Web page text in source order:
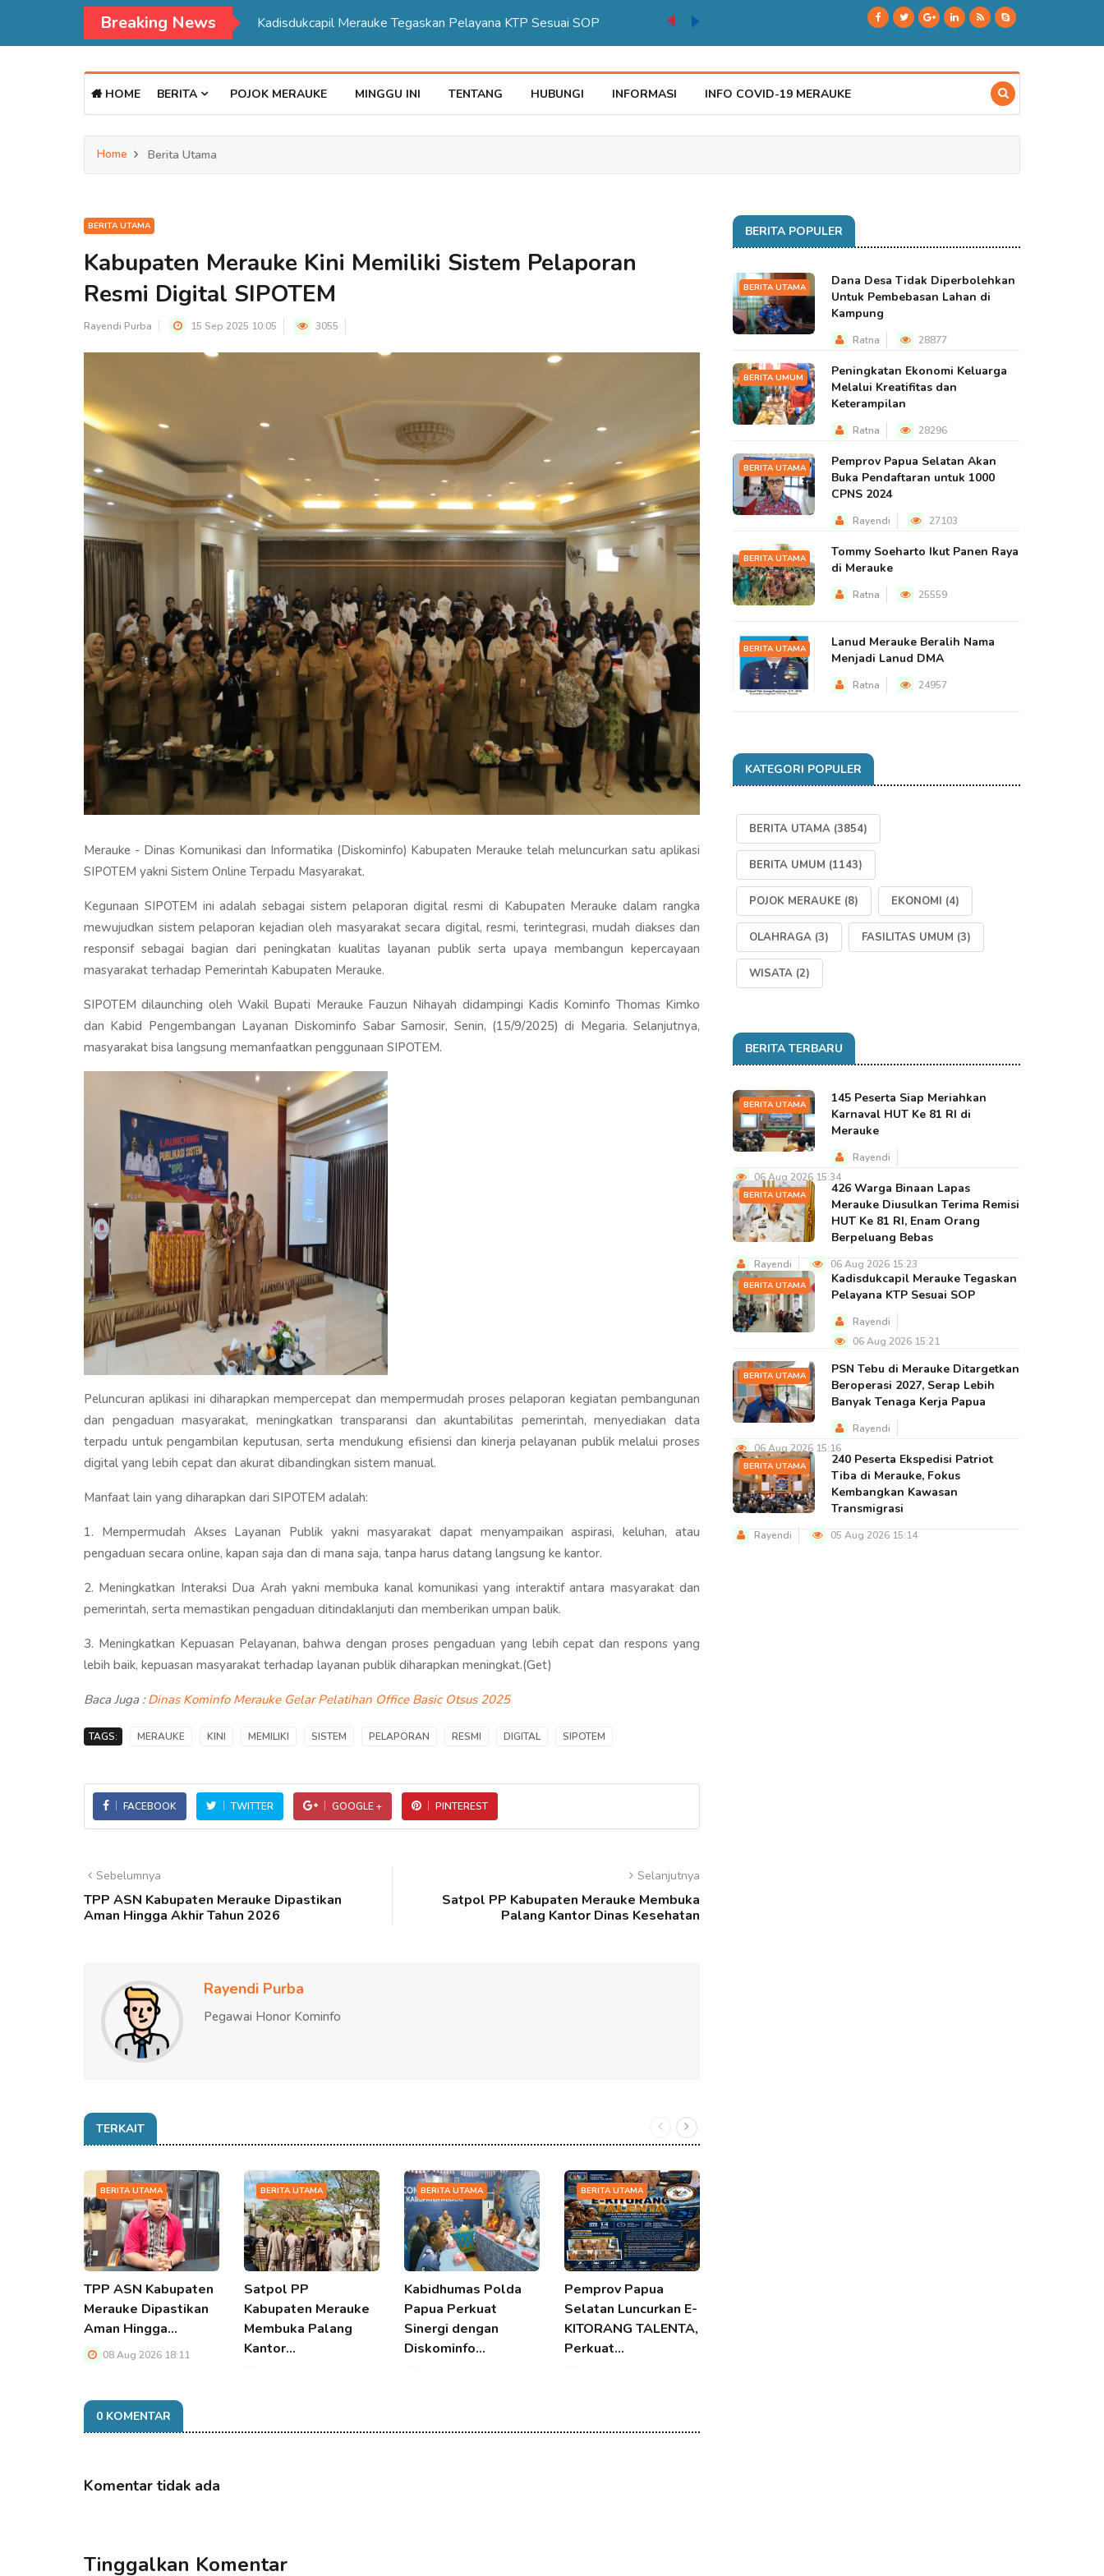
Breaking News Kadisdukcapil Merauke Tegaskan Pelayana KTP Sesuai SOP
HOME BERITA POJOK MERAUKE MINGGU INI TENTANG HUBUNGI INFORMASI INFO COVID-19 MERAUKE
Home Berita Utama
BERITA UTAMA
Kabupaten Merauke Kini Memiliki Sistem Pelaporan
Resmi Digital SIPOTEM
Rayendi Purba 15 Sep 2025 10:05 3055
Merauke - Dinas Komunikasi dan Informatika (Diskominfo) Kabupaten Merauke telah meluncurkan satu aplikasi
SIPOTEM yakni Sistem Online Terpadu Masyarakat.
Kegunaan SIPOTEM ini adalah sebagai sistem pelaporan digital resmi di Kabupaten Merauke dalam rangka
mewujudkan sistem pelaporan kejadian oleh masyarakat secara digital, resmi, terintegrasi, mudah diakses dan
responsif sebagai bagian dari peningkatan kualitas layanan publik serta upaya membangun kepercayaan
masyarakat terhadap Pemerintah Kabupaten Merauke.
SIPOTEM dilaunching oleh Wakil Bupati Merauke Fauzun Nihayah didampingi Kadis Kominfo Thomas Kimko
dan Kabid Pengembangan Layanan Diskominfo Sabar Samosir, Senin, (15/9/2025) di Megaria. Selanjutnya,
masyarakat bisa langsung memanfaatkan penggunaan SIPOTEM.
Peluncuran aplikasi ini diharapkan mempercepat dan mempermudah proses pelaporan kegiatan pembangunan
dan pengaduan masyarakat, meningkatkan transparansi dan akuntabilitas pemerintah, menyediakan data
terpadu untuk pengambilan keputusan, serta mendukung efisiensi dan kinerja pelayanan publik melalui proses
digital yang lebih cepat dan akurat dibandingkan sistem manual.
Manfaat lain yang diharapkan dari SIPOTEM adalah:
1. Mempermudah Akses Layanan Publik yakni masyarakat dapat menyampaikan aspirasi, keluhan, atau
pengaduan secara online, kapan saja dan di mana saja, tanpa harus datang langsung ke kantor.
2. Meningkatkan Interaksi Dua Arah yakni membuka kanal komunikasi yang interaktif antara masyarakat dan
pemerintah, serta memastikan pengaduan ditindaklanjuti dan memberikan umpan balik.
3. Meningkatkan Kepuasan Pelayanan, bahwa dengan proses pengaduan yang lebih cepat dan respons yang
lebih baik, kepuasan masyarakat terhadap layanan publik diharapkan meningkat.(Get)
Baca Juga :Dinas Kominfo Merauke Gelar Pelatihan Office Basic Otsus 2025
TAGS: MERAUKE KINI MEMILIKI SISTEM PELAPORAN RESMI DIGITAL SIPOTEM
FACEBOOK TWITTER GOOGLE + PINTEREST
Sebelumnya
TPP ASN Kabupaten Merauke Dipastikan
Aman Hingga Akhir Tahun 2026
Selanjutnya
Satpol PP Kabupaten Merauke Membuka
Palang Kantor Dinas Kesehatan
Rayendi Purba
Pegawai Honor Kominfo
TERKAIT
BERITA UTAMA
TPP ASN Kabupaten
Merauke Dipastikan
Aman Hingga…
08 Aug 2026 18:11
BERITA UTAMA
Satpol PP
Kabupaten Merauke
Membuka Palang
Kantor…
BERITA UTAMA
Kabidhumas Polda
Papua Perkuat
Sinergi dengan
Diskominfo…
BERITA UTAMA
Pemprov Papua
Selatan Luncurkan E-
KITORANG TALENTA,
Perkuat…
0 KOMENTAR
Komentar tidak ada
Tinggalkan Komentar
BERITA POPULER
BERITA UTAMA
Dana Desa Tidak Diperbolehkan
Untuk Pembebasan Lahan di
Kampung
Ratna 28877
BERITA UMUM
Peningkatan Ekonomi Keluarga
Melalui Kreatifitas dan
Keterampilan
Ratna 28296
BERITA UTAMA
Pemprov Papua Selatan Akan
Buka Pendaftaran untuk 1000
CPNS 2024
Rayendi 27103
BERITA UTAMA
Tommy Soeharto Ikut Panen Raya
di Merauke
Ratna 25559
BERITA UTAMA
Lanud Merauke Beralih Nama
Menjadi Lanud DMA
Ratna 24957
KATEGORI POPULER
BERITA UTAMA (3854)
BERITA UMUM (1143)
POJOK MERAUKE (8) EKONOMI (4)
OLAHRAGA (3) FASILITAS UMUM (3)
WISATA (2)
BERITA TERBARU
BERITA UTAMA
145 Peserta Siap Meriahkan
Karnaval HUT Ke 81 RI di
Merauke
Rayendi
06 Aug 2026 15:34
BERITA UTAMA
426 Warga Binaan Lapas
Merauke Diusulkan Terima Remisi
HUT Ke 81 RI, Enam Orang
Berpeluang Bebas
Rayendi 06 Aug 2026 15:23
BERITA UTAMA
Kadisdukcapil Merauke Tegaskan
Pelayana KTP Sesuai SOP
Rayendi
06 Aug 2026 15:21
BERITA UTAMA
PSN Tebu di Merauke Ditargetkan
Beroperasi 2027, Serap Lebih
Banyak Tenaga Kerja Papua
Rayendi
06 Aug 2026 15:16
BERITA UTAMA
240 Peserta Ekspedisi Patriot
Tiba di Merauke, Fokus
Kembangkan Kawasan
Transmigrasi
Rayendi 05 Aug 2026 15:14